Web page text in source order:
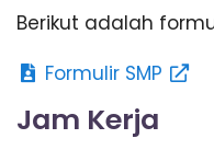
Berikut adalah
Formulir SMP
Jam Kerja